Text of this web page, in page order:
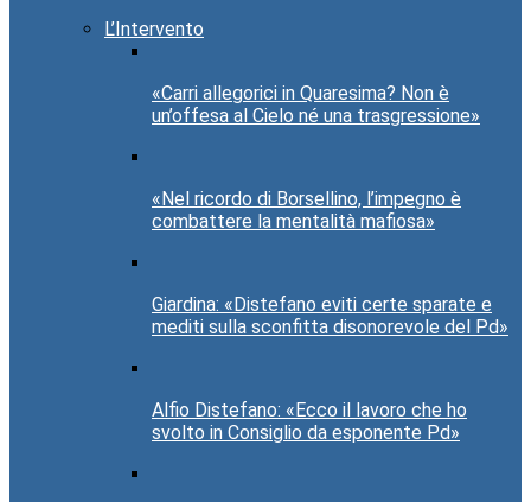
L’Intervento
«Carri allegorici in Quaresima? Non è
un’offesa al Cielo né una trasgressione»
«Nel ricordo di Borsellino, l’impegno è
combattere la mentalità mafiosa»
Giardina: «Distefano eviti certe sparate e
mediti sulla sconfitta disonorevole del Pd»
Alfio Distefano: «Ecco il lavoro che ho
svolto in Consiglio da esponente Pd»